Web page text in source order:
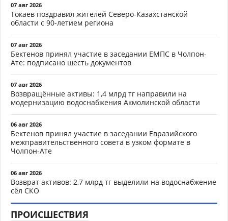
07 авг 2026
Токаев поздравил жителей Северо-Казахстанской
области с 90-летием региона
07 авг 2026
Бектенов принял участие в заседании ЕМПС в Чолпон-
Ате: подписано шесть документов
07 авг 2026
Возвращённые активы: 1,4 млрд тг направили на
модернизацию водоснабжения Акмолинской области
06 авг 2026
Бектенов принял участие в заседании Евразийского
межправительственного совета в узком формате в
Чолпон-Ате
06 авг 2026
Возврат активов: 2,7 млрд тг выделили на водоснабжение
сёл СКО
ПРОИСШЕСТВИЯ